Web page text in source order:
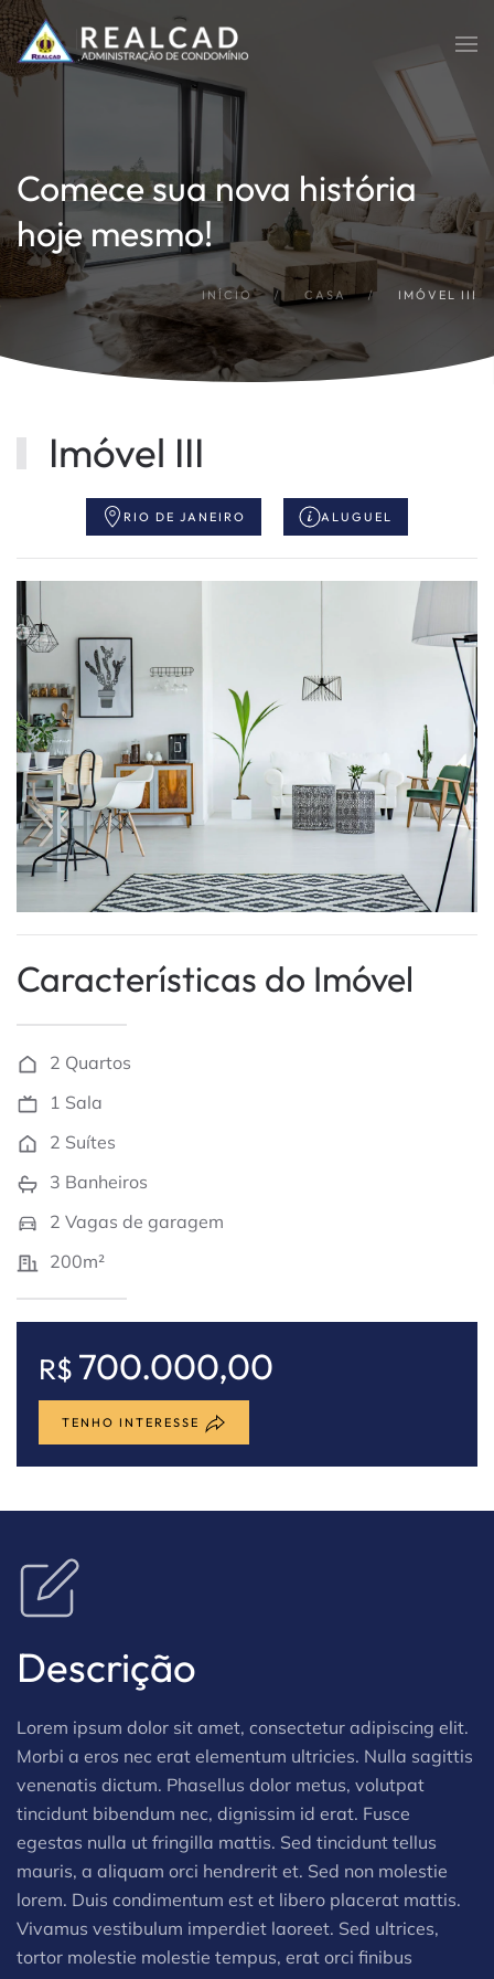
Skip to main content
Comece sua nova história
hoje mesmo!
INÍCIO CASA IMÓVEL III
Imóvel III
RIO DE JANEIRO ALUGUEL
Características do Imóvel
2 Quartos
1 Sala
2 Suítes
3 Banheiros
2 Vagas de garagem
200m²
R$ 700.000,00
TENHO INTERESSE
Descrição
Lorem ipsum dolor sit amet, consectetur adipiscing elit.
Morbi a eros nec erat elementum ultricies. Nulla sagittis
venenatis dictum. Phasellus dolor metus, volutpat
tincidunt bibendum nec, dignissim id erat. Fusce
egestas nulla ut fringilla mattis. Sed tincidunt tellus
mauris, a aliquam orci hendrerit et. Sed non molestie
lorem. Duis condimentum est et libero placerat mattis.
Vivamus vestibulum imperdiet laoreet. Sed ultrices,
tortor molestie molestie tempus, erat orci finibus